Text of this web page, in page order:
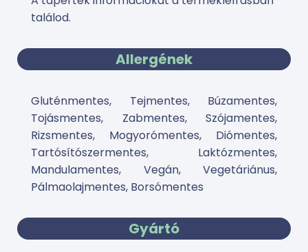
találod.
Allergének
Gluténmentes, Tejmentes, Búzamentes,
Tojásmentes, Zabmentes, Szójamentes,
Rizsmentes, Mogyorómentes, Diómentes,
Tartósítószermentes, Laktózmentes,
Mandulamentes, Vegán, Vegetáriánus,
Pálmaolajmentes, Borsómentes
Gyártó